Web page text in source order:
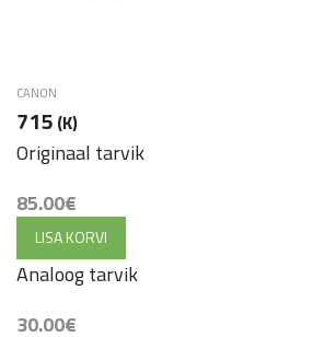
CANON
715 (K)
Originaal tarvik
85.00€
LISA KORVI
Analoog tarvik
30.00€